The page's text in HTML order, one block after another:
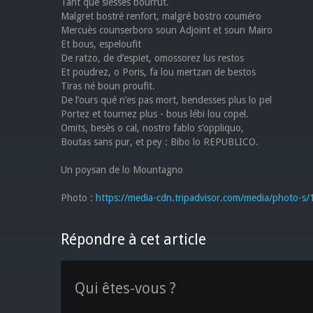
Malgret bostré renfort, malgré bostro couméro
Mercuès counserboro soun Adjoint et soun Mairo
Et bous, espeloufit
De ratzo, de d’espiet, omossorez lus restos
Et poudrez, o Poris, fa lou mertzan de bestos
Tiras né boun proufit.
De l’ours qué n’es pas mort, bendesses plus lo pel
Portez et tournez plus - bous lébi lou copel.
Omits, besès o cal, nostro fablo s’oppliquo,
Boutas sans pur, et pey : Bibo lo REPUBLICO.
Un poysan de lo Mountagno
Photo : https://media-cdn.tripadvisor.com/media/photo-
Répondre à cet article
Qui êtes-vous ?